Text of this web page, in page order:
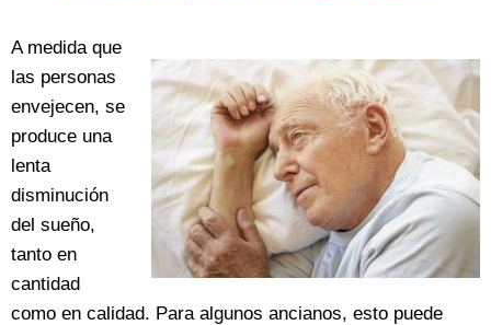
A medida que
las personas
envejecen, se
produce una
lenta
disminución
del sueño,
tanto en
cantidad
como en calidad. Para algunos ancianos, esto puede